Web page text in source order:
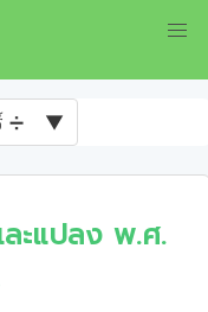
▼
ะแปลง พ.ศ.